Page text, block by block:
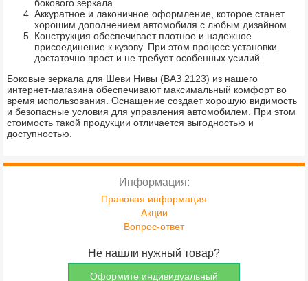
бокового зеркала.
Аккуратное и лаконичное оформление, которое станет
хорошим дополнением автомобиля с любым дизайном.
Конструкция обеспечивает плотное и надежное
присоединение к кузову. При этом процесс установки
достаточно прост и не требует особенных усилий.
Боковые зеркала для Шеви Нивы (ВАЗ 2123) из нашего
интернет-магазина обеспечивают максимальный комфорт во
время использования. Оснащение создает хорошую видимость
и безопасные условия для управления автомобилем. При этом
стоимость такой продукции отличается выгодностью и
доступностью.
Информация:
Правовая информация
Акции
Вопрос-ответ
Не нашли нужный товар?
Оформите индивидуальный